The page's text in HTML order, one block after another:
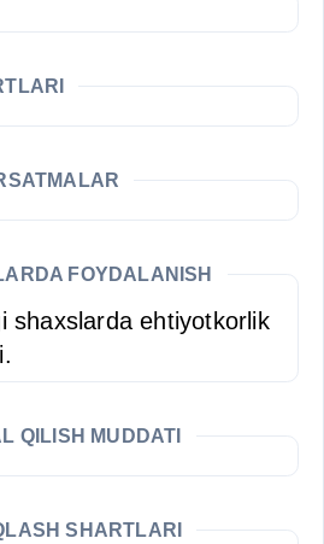
FOYDALANISH
shaxslarda ehtiyotkorlik
QILISH MUDDATI
SHARTLARI